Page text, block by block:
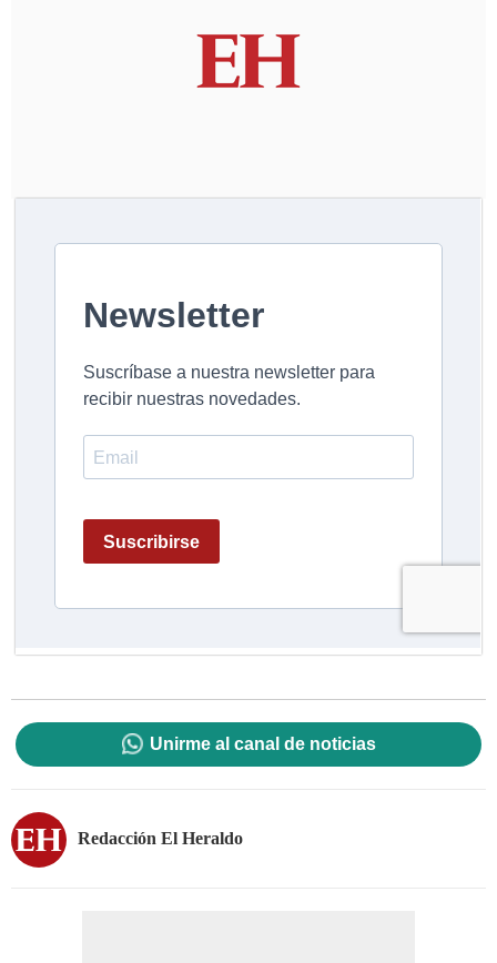
Unirme al canal de noticias
Redacción El Heraldo